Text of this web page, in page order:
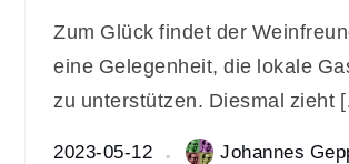
Zum Glück findet der
eine Gelegenheit, die lokale
zu unterstützen. Diesmal zieht
2023-05-12 Johannes